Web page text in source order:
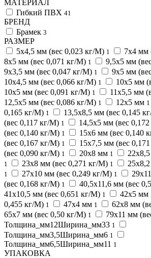
МАТЕРИАЛ
Гибкий ПВХ 41
БРЕНД
Брамек 3
РАЗМЕР
5х4,5 мм (вес 0,023 кг/М) 1 7х4 мм
8х5 мм (вес 0,071 кг/М) 1 9,5х5 мм
9х3,5 мм (вес 0,047 кг/М) 1 9х5 мм
10х4,5 мм (вес 0,066 кг/М) 1 10х5 мм
10х5 мм (вес 0,091 кг/М) 1 11х5,5 мм
12,5х5 мм (вес 0,086 кг/М) 1 12х5 мм 1
0,165 кг/М) 1 13,5х8,5 мм (вес 0,145
(вес 0,117 кг/М) 1 14,5х5 мм (вес
(вес 0,140 кг/М) 1 15х6 мм (вес 0,140
(вес 0,167 кг/М) 1 15х7,5 мм (вес
(вес 0,090 кг/М) 1 20х8 мм 1
1 23х8 мм (вес 0,271 кг/М) 1
1 27х10 мм (вес 0,249 кг/М) 1
(вес 0,168 кг/М) 1 40,5х11,6 мм (вес
41х10,5 мм (вес 0,651 кг/М) 1 42х5 мм
0,455 кг/М) 1 47х4 мм 1 62х8 мм
65х7 мм (вес 0,50 кг/М) 1 79х11 мм
Толщина_мм12Ширина_мм33 1
Толщина_мм3,5Ширина_мм6 1
Толщина_мм6,5Ширина_мм11 1
УПАКОВКА